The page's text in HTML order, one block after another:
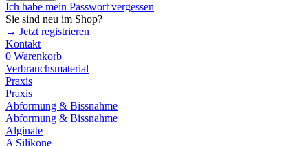
Ich habe mein Passwort vergessen
Sie sind neu im Shop?
→ Jetzt registrieren
Kontakt
0 Warenkorb
Verbrauchsmaterial
Praxis
Praxis
Abformung & Bissnahme
Abformung & Bissnahme
Alginate
A Silikone